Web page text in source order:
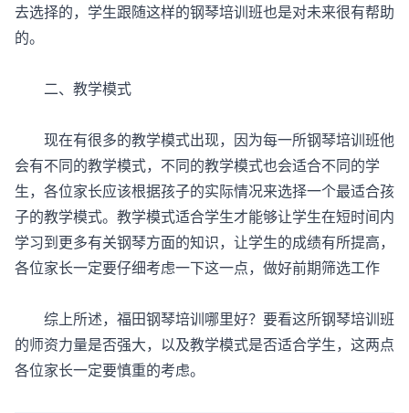
去选择的，学生跟随这样的钢琴培训班也是对未来很有帮助
的。
二、教学模式
现在有很多的教学模式出现，因为每一所钢琴培训班他
会有不同的教学模式，不同的教学模式也会适合不同的学
生，各位家长应该根据孩子的实际情况来选择一个最适合孩
子的教学模式。教学模式适合学生才能够让学生在短时间内
学习到更多有关钢琴方面的知识，让学生的成绩有所提高，
各位家长一定要仔细考虑一下这一点，做好前期筛选工作
综上所述，福田钢琴培训哪里好？要看这所钢琴培训班
的师资力量是否强大，以及教学模式是否适合学生，这两点
各位家长一定要慎重的考虑。